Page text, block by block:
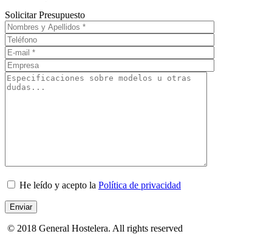
Solicitar Presupuesto
He leído y acepto la Política de privacidad
© 2018 General Hostelera. All rights reserved